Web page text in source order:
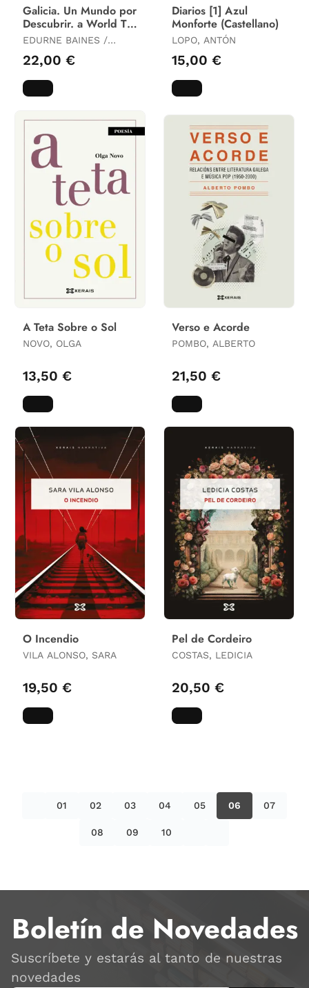
Galicia. Un Mundo por
Descubrir. a World To
Discover.
EDURNE BAINES /
22,00 €
Diarios [1] Azul
Monforte (Castellano)
LOPO, ANTÓN
15,00 €
A Teta Sobre o Sol
NOVO, OLGA
13,50 €
Verso e Acorde
POMBO, ALBERTO
21,50 €
O Incendio
VILA ALONSO, SARA
19,50 €
Pel de Cordeiro
COSTAS, LEDICIA
20,50 €
01 02 03 04 05 06 07
08 09 10
Boletín de Novedades
Suscríbete y estarás al tanto de nuestras
novedades